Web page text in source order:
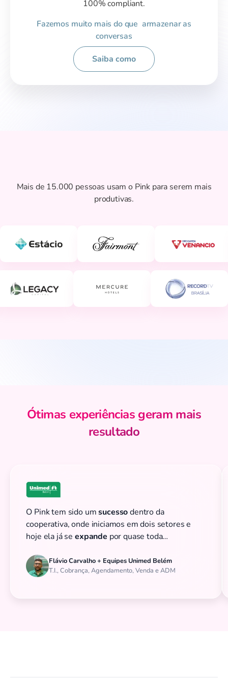
100% compliant.
Fazemos muito mais do que armazenar as
conversas
Saiba como
Mais de 15.000 pessoas usam o Pink para serem mais
produtivas.
Ótimas experiências geram mais
resultado
O Pink tem sido umsucessodentro da
cooperativa, onde iniciamos em dois setores e
hoje ela já se expande por quase toda
Flávio Carvalho + Equipes Unimed Belém
T.I., Cobrança, Agendamento, Venda e ADM